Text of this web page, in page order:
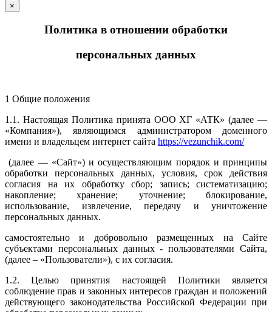
×
Политика в отношении обработки
персональных данных
1 Общие положения
1.1. Настоящая Политика принята ООО ХГ «АТК» (далее —
«Компания»), являющимся администратором доменного
имени и владельцем интернет сайта https://vezunchik.com/
(далее — «Сайт») и осуществляющим порядок и принципы
обработки персональных данных, условия, срок действия
согласия на их обработку сбор; запись; систематизацию;
накопление; хранение; уточнение; блокирование,
использование, извлечение, передачу и уничтожение
персональных данных.
самостоятельно и добровольно размещенных на Сайте
субъектами персональных данных - пользователями Сайта,
(далее – «Пользователи»), с их согласия.
1.2. Целью принятия настоящей Политики является
соблюдение прав и законных интересов граждан и положений
действующего законодательства Российской Федерации при